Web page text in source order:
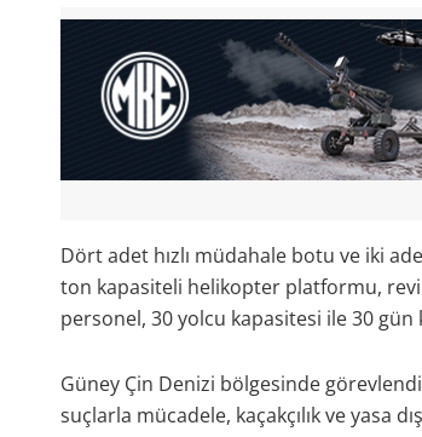
Dört adet hızlı müdahale botu ve iki
ton kapasiteli helikopter platformu,
personel, 30 yolcu kapasitesi ile 30
Güney Çin Denizi bölgesinde
suçlarla mücadele, kaçakçılık ve yasa